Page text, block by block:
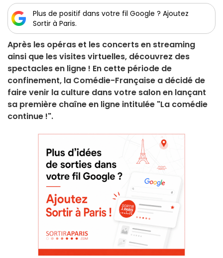
Plus de positif dans votre fil Google ? Ajoutez
Sortir à Paris.
Après les opéras et les concerts en streaming
ainsi que les visites virtuelles, découvrez des
spectacles en ligne ! En cette période de
confinement, la Comédie-Française a décidé de
faire venir la culture dans votre salon en lançant
sa première chaîne en ligne intitulée "La comédie
continue !".